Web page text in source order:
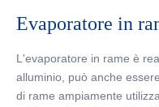
Evaporatore in
L'evaporatore in rame è
alluminio, può anche
di rame ampiamente